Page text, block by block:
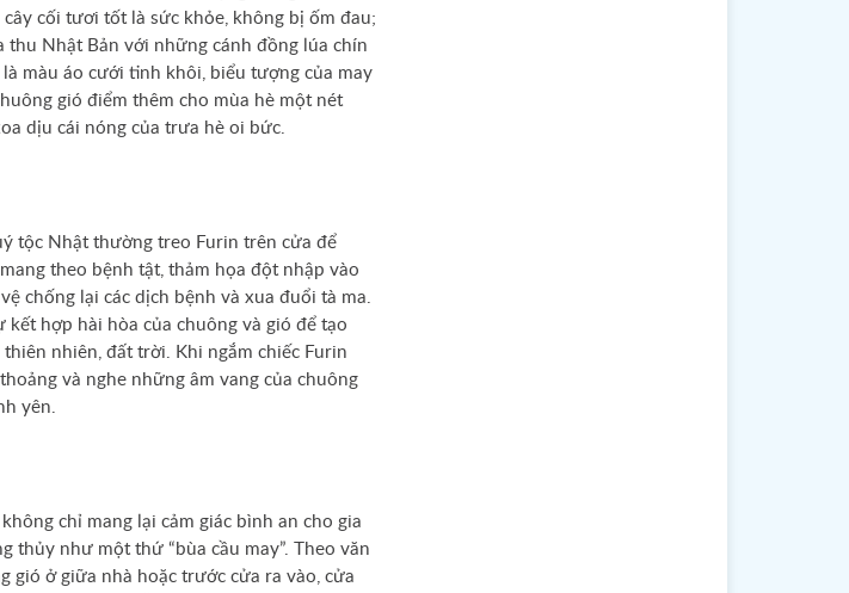
cối tươi tốt là sức khỏe, không bị ốm đau;
thu Nhật Bản với những cánh đồng lúa chín
màu áo cưới tinh khôi, biểu tượng của may
gió điểm thêm cho mùa hè một nét
dịu cái nóng của trưa hè oi bức.
tộc Nhật thường treo Furin trên cửa để
theo bệnh tật, thảm họa đột nhập vào
chống lại các dịch bệnh và xua đuổi tà ma.
kết hợp hài hòa của chuông và gió để tạo
nhiên, đất trời. Khi ngắm chiếc Furin
và nghe những âm vang của chuông
yên.
chỉ mang lại cảm giác bình an cho gia
thủy như một thứ “bùa cầu may”. Theo văn
gió ở giữa nhà hoặc trước cửa ra vào, cửa